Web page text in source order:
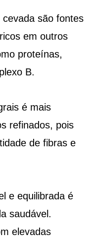
são fontes
em outros
proteínas,
B.
é mais
refinados, pois
de fibras e
e equilibrada é
saudável.
elevadas